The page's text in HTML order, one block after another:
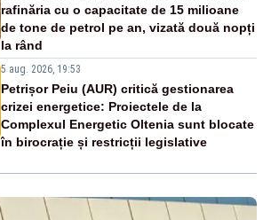
rafinăria cu o capacitate de 15 milioane
de tone de petrol pe an, vizată două nopți
la rând
5 aug. 2026, 19:53
Petrișor Peiu (AUR) critică gestionarea
crizei energetice: Proiectele de la
Complexul Energetic Oltenia sunt blocate
în birocrație și restricții legislative